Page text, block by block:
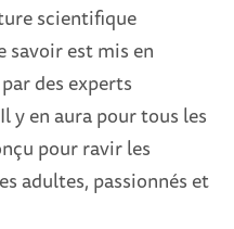
scientifique
savoir est mis en
des experts
y en aura pour tous les
pour ravir les
adultes, passionnés et